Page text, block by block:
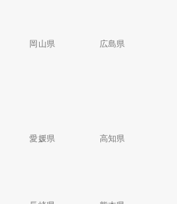
岡山県 広島県
愛媛県 高知県